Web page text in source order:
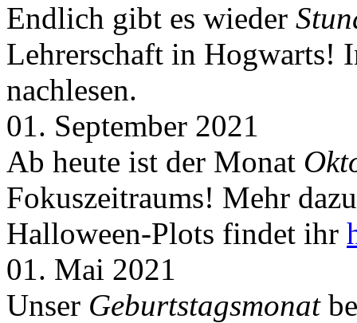
Endlich gibt es wieder
Lehrerschaft in Hogwarts!
nachlesen.
01. September 2021
Ab heute ist der Monat
Fokuszeitraums! Mehr
Halloween-Plots findet ihr
01. Mai 2021
Unser Geburtstagsmonat